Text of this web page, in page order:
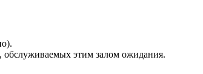
этим залом ожидания.